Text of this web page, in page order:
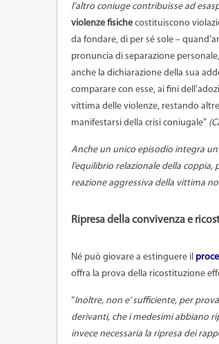
l’altro coniuge contribuisse ad
violenze fisiche costituiscono
da fondare, di per sé sole –
pronuncia di separazione
anche la dichiarazione della sua
comparare con esse, ai fini
vittima delle violenze, restando
manifestarsi della crisi coniugale”
Anche un unico episodio integra
l’equilibrio relazionale della coppia,
reazione aggressiva della vittima
Ripresa della convivenza e
Né può giovare a estinguere il
offra la prova della ricostituzione
“Inoltre, non e’ sufficiente, per
derivanti, che i medesimi abbiano
invece necessaria la ripresa dei